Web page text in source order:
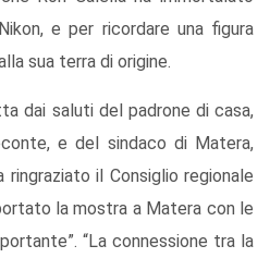
e per ricordare una figura
sua terra di origine.
dai saluti del padrone di casa,
e del sindaco di Matera,
ringraziato il Consiglio regionale
la mostra a Matera con le
“La connessione tra la